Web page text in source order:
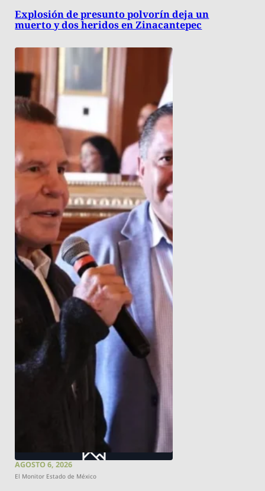
Explosión de presunto polvorín deja un
muerto y dos heridos en Zinacantepec
AGOSTO 6, 2026
El Monitor Estado de México